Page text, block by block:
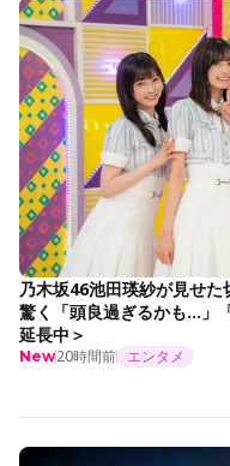
乃木坂46池田瑛紗が見せ
驚く「頭良過ぎるかも…」
延長中＞
New20時間前 エンタメ